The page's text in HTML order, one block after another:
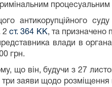
антикорупційного
2ст. 364 КК, та призначено
влади в
грн.
що він, будучи з 27
заяви щодо розміщення